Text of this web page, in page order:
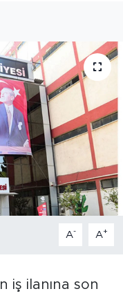
A- A+
iş ilanına son